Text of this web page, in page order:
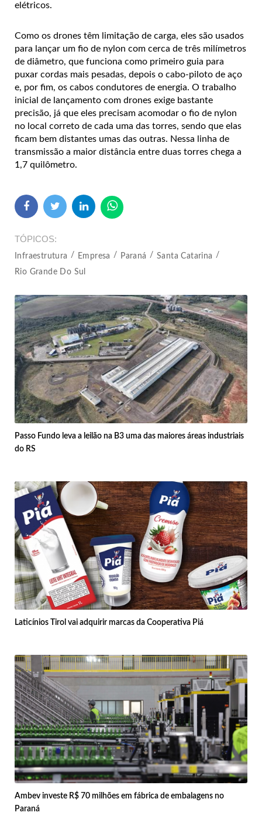
elétricos.
Como os drones têm limitação de carga, eles são usados
para lançar um fio de nylon com cerca de três milímetros
de diâmetro, que funciona como primeiro guia para
puxar cordas mais pesadas, depois o cabo-piloto de aço
e, por fim, os cabos condutores de energia. O trabalho
inicial de lançamento com drones exige bastante
precisão, já que eles precisam acomodar o fio de nylon
no local correto de cada uma das torres, sendo que elas
ficam bem distantes umas das outras. Nessa linha de
transmissão a maior distância entre duas torres chega a
1,7 quilômetro.
TÓPICOS
Infraestrutura Empresa Paraná
Santa Catarina
Rio Grande Do Sul
Passo Fundo leva a leilão na B3 uma das maiores áreas industriais
do RS
Laticínios Tirol vai adquirir marcas da Cooperativa Piá
Ambev investe R$ 70 milhões em fábrica de embalagens no
Paraná